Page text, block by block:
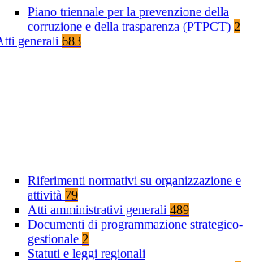
Piano triennale per la prevenzione della
corruzione e della trasparenza (PTPCT) 2
generali 683
Riferimenti normativi su organizzazione e
attività 79
Atti amministrativi generali 489
Documenti di programmazione strategico-
gestionale 2
Statuti e leggi regionali